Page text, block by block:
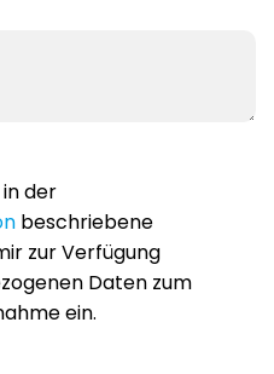
der
beschriebene
zur Verfügung
Daten zum
ein.